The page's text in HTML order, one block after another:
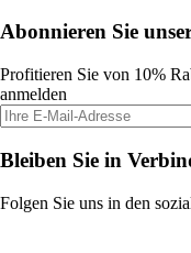
Abonnieren Sie
Profitieren Sie von 10%
anmelden
Bleiben Sie in
Folgen Sie uns in den